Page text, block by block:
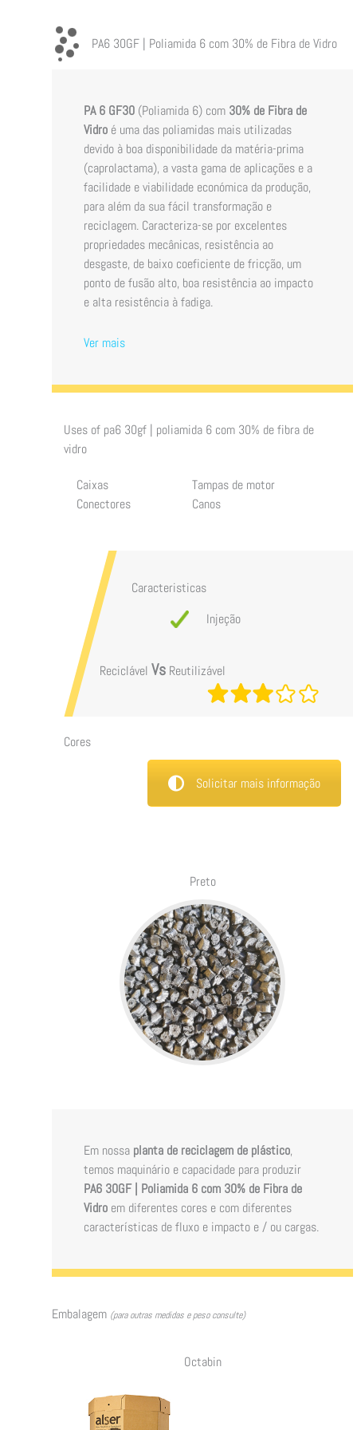
PA6 30GF | Poliamida 6 com 30% de Fibra de Vidro
PA 6 GF30 (Poliamida 6) com 30% de Fibra de
Vidro é uma das poliamidas mais utilizadas
devido à boa disponibilidade da matéria-prima
(caprolactama), a vasta gama de aplicações e a
facilidade e viabilidade económica da produção,
para além da sua fácil transformação e
reciclagem. Caracteriza-se por excelentes
propriedades mecânicas, resistência ao
desgaste, de baixo coeficiente de fricção, um
ponto de fusão alto, boa resistência ao impacto
e alta resistência à fadiga.
Ver mais
Uses of pa6 30gf | poliamida 6 com 30% de fibra de
vidro
Caixas
Conectores
Tampas de motor
Canos
Caracteristicas
Injeção
Reciclável Vs Reutilizável
Cores
Solicitar mais informação
Preto
Em nossa planta de reciclagem de plástico,
temos maquinário e capacidade para produzir
PA6 30GF | Poliamida 6 com 30% de Fibra de
Vidro em diferentes cores e com diferentes
características de fluxo e impacto e / ou cargas.
Embalagem (para outras medidas e peso consulte)
Octabin